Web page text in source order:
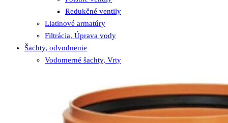
Redukčné ventily
Liatinové armatúry
Filtrácia, Úprava vody
Šachty, odvodnenie
Vodomerné šachty, Vrty